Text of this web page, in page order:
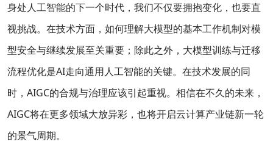
身处人工智能的下一个时代，我们不仅要拥抱变化，也要直
视挑战。在技术方面，如何理解大模型的基本工作机制对模
型安全与继续发展至关重要；除此之外，大模型训练与迁移
流程优化是AI走向通用人工智能的关键。在技术发展的同
时，AIGC的合规与治理应该引起重视。相信在不久的未来，
AIGC将在更多领域大放异彩，也将开启云计算产业链新一轮
的景气周期。